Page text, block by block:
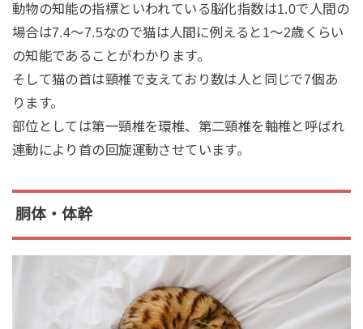
動物の知能の指標といわれている脳化指数は1.0で人間の
場合は7.4～7.5なので猫は人間に例えると1～2歳くらい
の知能であることがわかります。
そして猫の首は頸椎で支えており数は人と同じで7個あ
ります。
部位としては第一頸椎を環椎、第二頸椎を軸椎と呼ばれ
連動により首の回旋運動させています。
胴体・体幹